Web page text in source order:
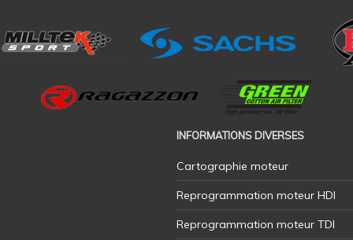
INFORMATIONS DIVERSES
Cartographie moteur
Reprogrammation moteur HDI
Reprogrammation moteur TDI